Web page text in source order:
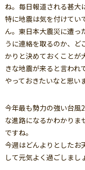
ね。毎日報道される甚大
特に地震は気を付けてい
ん。東日本大震災に遭っ
うに連絡を取るのか、ど
かりと決めておくことが
きな地震が来ると言われ
やっておきたいなと思い
今年最も勢力の強い台風
な進路になるかわかりま
ですね。
今週はどんよりとしたお
して元気よく過ごしまし